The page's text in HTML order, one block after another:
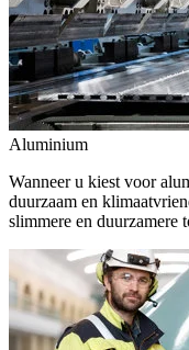
Aluminium
Wanneer u kiest voor
duurzaam en
slimmere en duurzamere